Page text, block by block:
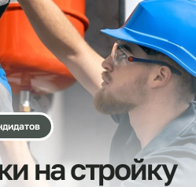
на стройку